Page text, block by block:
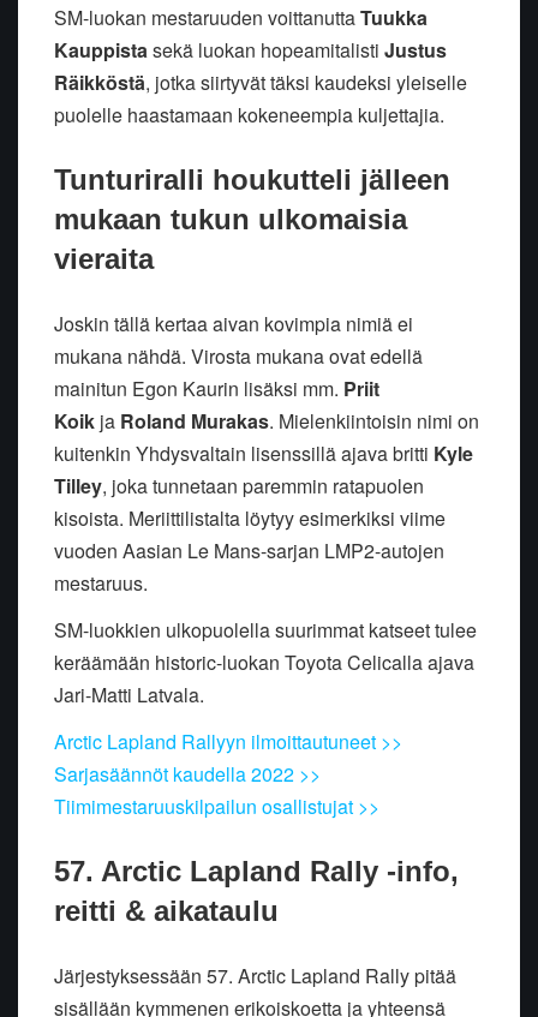
SM-luokan mestaruuden voittanuttaTuukka
Kauppistasekä luokan hopeamitalisti Justus
Räikköstä, jotka siirtyvät täksi kaudeksi yleiselle
puolelle haastamaan kokeneempia kuljettajia.
Tunturiralli houkutteli jälleen
mukaan tukun ulkomaisia
vieraita
Joskin tällä kertaa aivan kovimpia nimiä ei
mukana nähdä. Virosta mukana ovat edellä
mainitun Egon Kaurin lisäksi mm. Priit
Koik ja Roland Murakas. Mielenkiintoisin nimi on
kuitenkin Yhdysvaltain lisenssillä ajava britti Kyle
Tilley, joka tunnetaan paremmin ratapuolen
kisoista. Meriittilistalta löytyy esimerkiksi viime
vuoden Aasian Le Mans-sarjan LMP2-autojen
mestaruus.
SM-luokkien ulkopuolella suurimmat katseet tulee
keräämään historic-luokan Toyota Celicalla ajava
Jari-Matti Latvala.
Arctic Lapland Rallyyn ilmoittautuneet >>
Sarjasäännöt kaudella 2022 >>
Tiimimestaruuskilpailun osallistujat >>
57. Arctic Lapland Rally -info,
reitti & aikataulu
Järjestyksessään 57. Arctic Lapland Rally pitää
sisällään kymmenen erikoiskoetta ja yhteensä